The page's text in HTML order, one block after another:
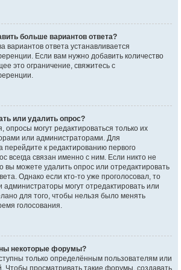
больше вариантов ответа?
вариантов ответа устанавливается
Если вам нужно добавить количество
это ограничение, свяжитесь с
или удалить опрос?
опросы могут редактироваться только их
или администраторами. Для
перейдите к редактированию первого
всегда связан именно с ним. Если никто не
вы можете удалить опрос или отредактировать
Однако если кто-то уже проголосовал, то
могут отредактировать или
для того, чтобы нельзя было менять
голосования.
некоторые форумы?
только определённым пользователям или
Чтобы просматривать такие форумы, создавать